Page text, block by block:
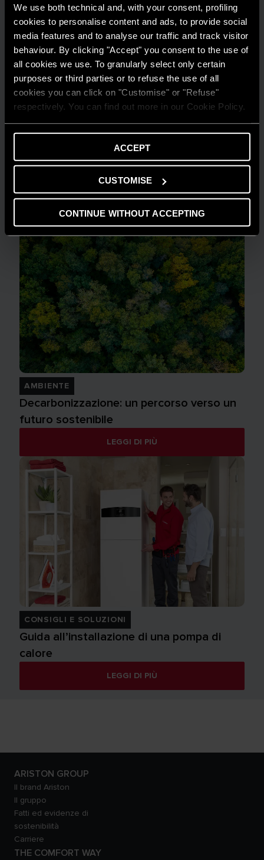
We use both technical and, with your consent, profiling
cookies to personalise content and ads, to provide social
media features and to analyse our traffic and track visitor
behaviour. By clicking "Accept" you consent to the use of
all cookies we use. To granularly select only certain
purposes or third parties or to refuse the use of all
cookies you can click on "Customise" or "Refuse"
respectively. You can find out more in our Cookie Policy.
ACCEPT
CUSTOMISE
CONTINUE WITHOUT ACCEPTING
CONSIGLI E SOLUZIONI
Comprendere la flessibilità energetica in
ambito residenziale
LEGGI DI PIÙ
AMBIENTE
Decarbonizzazione: un percorso verso un
futuro sostenibile
LEGGI DI PIÙ
CONSIGLI E SOLUZIONI
Guida all’installazione di una pompa di
calore
LEGGI DI PIÙ
ARISTON GROUP
Il brand Ariston
Il gruppo
Fatti ed evidenze di
sostenibilità
Carriere
THE COMFORT WAY